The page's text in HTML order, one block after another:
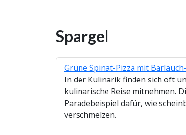
Spargel
Grüne Spinat-Pizza mit
In der Kulinarik finden sich oft
kulinarische Reise mitnehmen.
Paradebeispiel dafür, wie
verschmelzen.